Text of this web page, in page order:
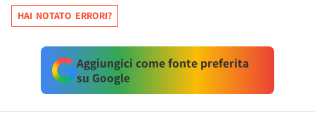
HAI NOTATO ERRORI?
Aggiungici come fonte preferita
su Google